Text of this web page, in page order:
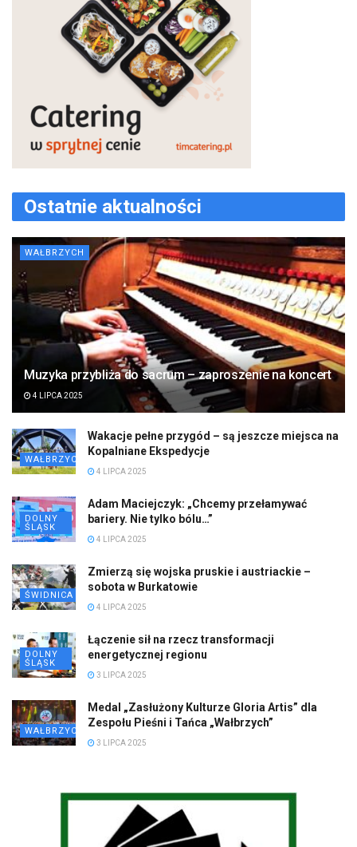
Ostatnie aktualności
WAŁBRZYCH
Muzyka przybliża do sacrum – zaproszenie na koncert
4 LIPCA 2025
WAŁBRZYCH
Wakacje pełne przygód – są jeszcze miejsca na
Kopalniane Ekspedycje
4 LIPCA 2025
DOLNY
ŚLĄSK
Adam Maciejczyk: „Chcemy przełamywać
bariery. Nie tylko bólu…”
4 LIPCA 2025
ŚWIDNICA
Zmierzą się wojska pruskie i austriackie –
sobota w Burkatowie
4 LIPCA 2025
DOLNY
ŚLĄSK
Łączenie sił na rzecz transformacji
energetycznej regionu
3 LIPCA 2025
WAŁBRZYCH
Medal „Zasłużony Kulturze Gloria Artis” dla
Zespołu Pieśni i Tańca „Wałbrzych”
3 LIPCA 2025